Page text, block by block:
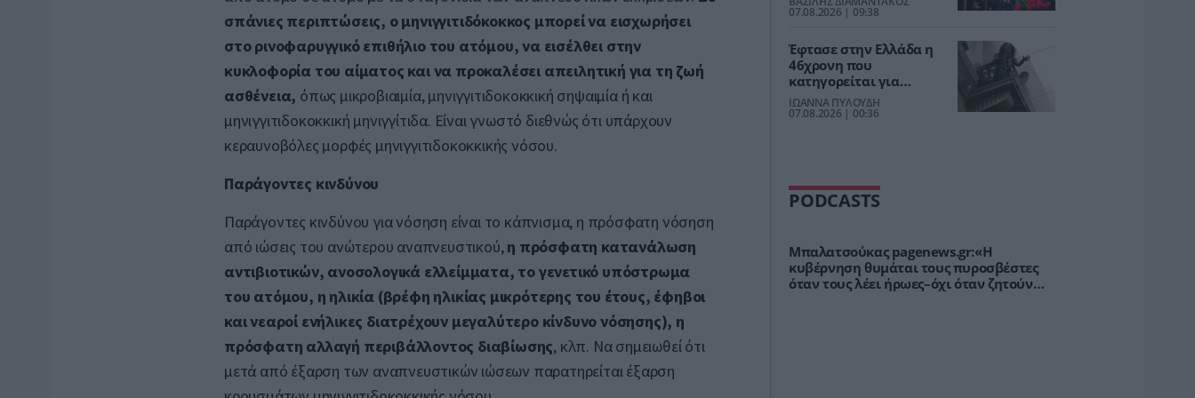
σπάνιες περιπτώσεις, ο μηνιγγιτιδόκοκκος μπορεί να εισχωρήσει
στο ρινοφαρυγγικό επιθήλιο του ατόμου, να εισέλθει στην
κυκλοφορία του αίματος και να προκαλέσει απειλητική για τη ζωή
ασθένεια, όπως μικροβιαιμία, μηνιγγιτιδοκοκκική σηψαιμία ή και
μηνιγγιτιδοκοκκική μηνιγγίτιδα. Είναι γνωστό διεθνώς ότι υπάρχουν
κεραυνοβόλες μορφές μηνιγγιτιδοκοκκικής νόσου.
Παράγοντες κινδύνου
Παράγοντες κινδύνου για νόσηση είναι το κάπνισμα, η πρόσφατη νόσηση
από ιώσεις του ανώτερου αναπνευστικού,η πρόσφατη κατανάλωση
αντιβιοτικών, ανοσολογικά ελλείμματα, το γενετικό υπόστρωμα
του ατόμου, η ηλικία (βρέφη ηλικίας μικρότερης του έτους, έφηβοι
και νεαροί ενήλικες διατρέχουν μεγαλύτερο κίνδυνο νόσησης), η
πρόσφατη αλλαγή περιβάλλοντος διαβίωσης, κλπ. Να σημειωθεί ότι
μετά από έξαρση των αναπνευστικών ιώσεων παρατηρείται έξαρση
07.08.2026 | 09:38
Έφτασε στην Ελλάδα η
46χρονη που
κατηγορείται για
συμμετοχή στην
τραγωδία της Μαρφίν –
ΙΩΑΝΝΑ ΠΥΛΟΥΔΗ
07.08.2026 | 00:36
PODCASTS
Μπαλατσούκας pagenews.gr:«Η
κυβέρνηση θυμάται τους πυροσβέστες
όταν τους λέει ήρωες–όχι όταν ζητούν